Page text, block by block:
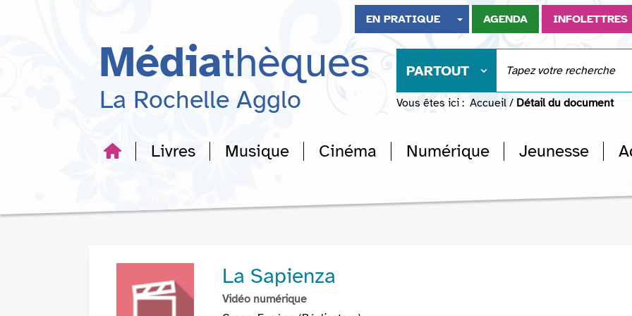
recherche
EN PRATIQUE AGENDA INFOLETTRES
Médiathèques
La Rochelle Agglo
PARTOUT
Vous êtes ici : Accueil / Détail du document
Livres Musique Cinéma Numérique Jeunesse
La Sapienza
Vidéo numérique